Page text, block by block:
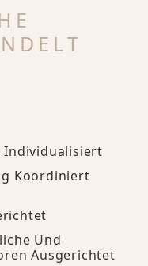
Individualisiert
Koordiniert
Und
Ausgerichtet